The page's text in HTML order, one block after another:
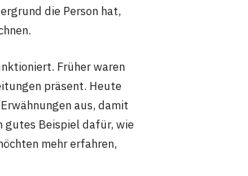
die Person hat,
Früher waren
präsent. Heute
aus, damit
gutes Beispiel dafür, wie
mehr erfahren,